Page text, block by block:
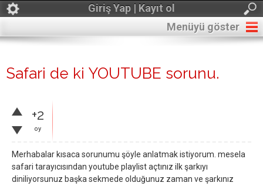
Giriş Yap | Kayıt ol
Menüyü göster
Safari de ki YOUTUBE sorunu.
+2
oy
Merhabalar kısaca sorunumu şöyle anlatmak istiyorum. mesela
safari tarayıcısından youtube playlist açtınız ilk şarkıyı
diniliyorsunuz başka sekmede olduğunuz zaman ve şarkınız